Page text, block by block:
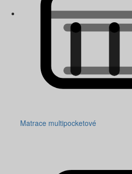
Matrace multipocketové